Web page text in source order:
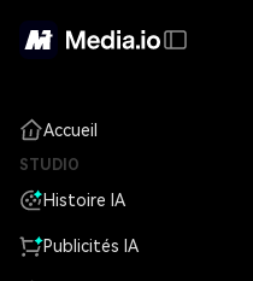
Accueil
STUDIO
Histoire IA
Publicités IA